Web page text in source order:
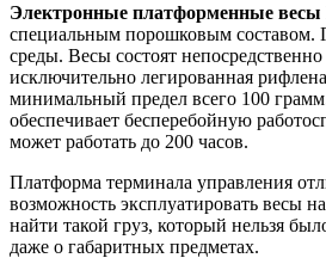
Электронные платформенные
специальным порошковым составом.
среды. Весы состоят
исключительно легированная
минимальный предел всего 100
обеспечивает бесперебойную
может работать до 200 часов.
Платформа терминала управления
возможность эксплуатировать весы
найти такой груз, который нельзя
даже о габаритных предметах.